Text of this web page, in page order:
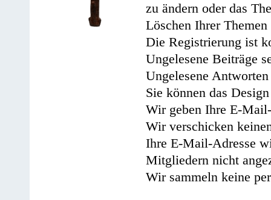
zu ändern oder das
Löschen Ihrer
Die Registrierung ist
Ungelesene Beiträge
Ungelesene
Sie können das
Wir geben Ihre E-
Wir verschicken
Ihre E-Mail-Adresse
Mitgliedern nicht
Wir sammeln keine